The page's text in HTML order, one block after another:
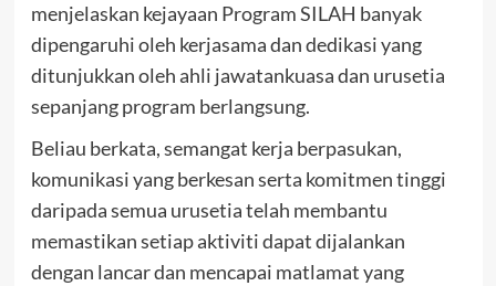
menjelaskan kejayaan Program SILAH banyak
dipengaruhi oleh kerjasama dan dedikasi yang
ditunjukkan oleh ahli jawatankuasa dan urusetia
sepanjang program berlangsung.
Beliau berkata, semangat kerja berpasukan,
komunikasi yang berkesan serta komitmen tinggi
daripada semua urusetia telah membantu
memastikan setiap aktiviti dapat dijalankan
dengan lancar dan mencapai matlamat yang